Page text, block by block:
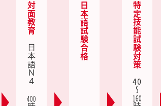
対面教育
日本語Ｎ４
400
日本語試験合格 特定技能試験対策
40
～
160